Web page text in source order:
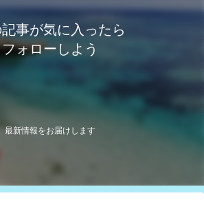
事が気に入ったら
フォローしよう
最新情報をお届けします